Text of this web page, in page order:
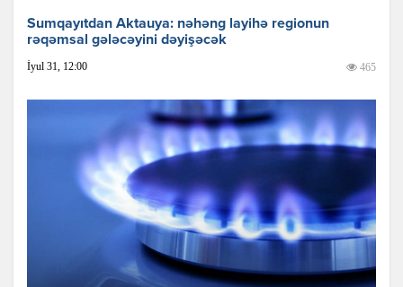
Sumqayıtdan Aktauya: nəhəng layihə regionun
rəqəmsal gələcəyini dəyişəcək
İyul 31, 12:00 465